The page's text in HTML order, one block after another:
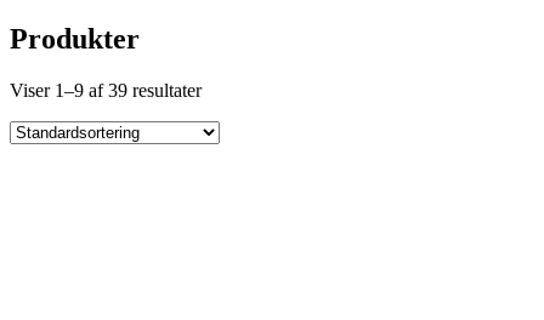
Produkter
Viser 1–9 af 39 resultater